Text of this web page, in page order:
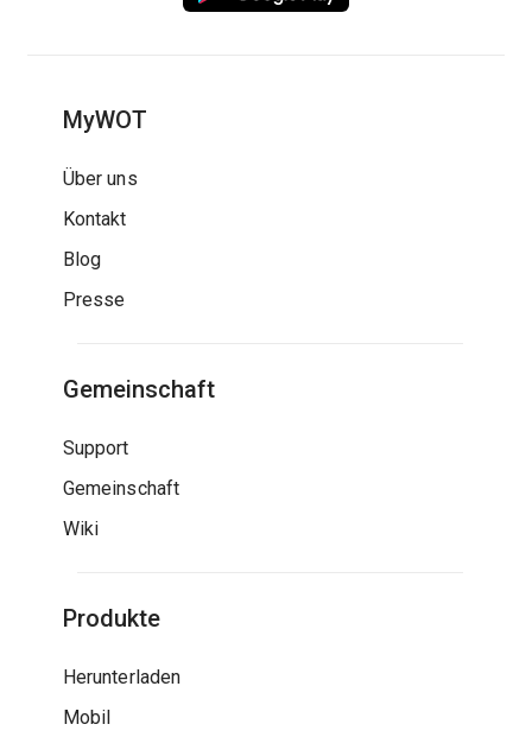
MyWOT
Über uns
Kontakt
Blog
Presse
Gemeinschaft
Support
Gemeinschaft
Wiki
Produkte
Herunterladen
Mobil